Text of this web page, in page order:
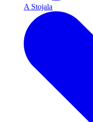
A Stojala